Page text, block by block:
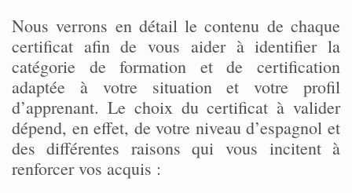
Nous verrons en détail le contenu de chaque
certificat afin de vous aider à identifier la
catégorie de formation et de certification
adaptée à votre situation et votre profil
d’apprenant. Le choix du certificat à valider
dépend, en effet, de votre niveau d’espagnol et
des différentes raisons qui vous incitent à
renforcer vos acquis :